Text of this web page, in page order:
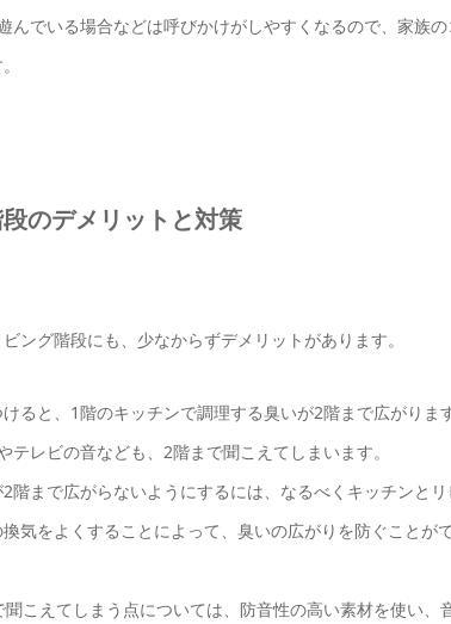
んでいる場合などは呼びかけがしやすくなるので、家族
のデメリットと対策
ング階段にも、少なからずデメリットがあります。
ると、1階のキッチンで調理する臭いが2階まで広がります
テレビの音なども、2階まで聞こえてしまいます。
階まで広がらないようにするには、なるべくキッチンとリ
気をよくすることによって、臭いの広がりを防ぐことが
こえてしまう点については、防音性の高い素材を使い、